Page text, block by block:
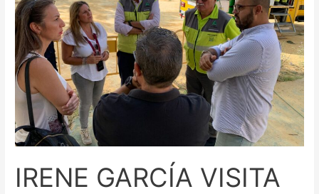
IRENE GARCÍA VISITA
AL
GRUPO
MUNICIPAL
EL
PUESTO
DE
MANDO
TRAS
INCENDIOS
DE